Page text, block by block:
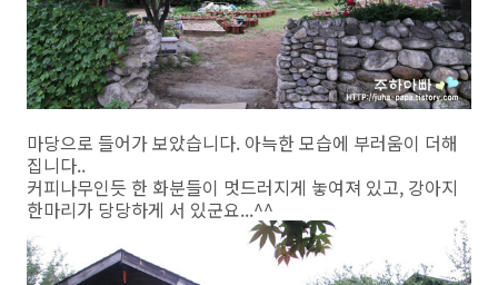
마당으로 들어가 보았습니다. 아늑한 모습에 부러움이 더해
집니다..
커피나무인듯 한 화분들이 멋드러지게 놓여져 있고, 강아지
한마리가 당당하게 서 있군요...^^